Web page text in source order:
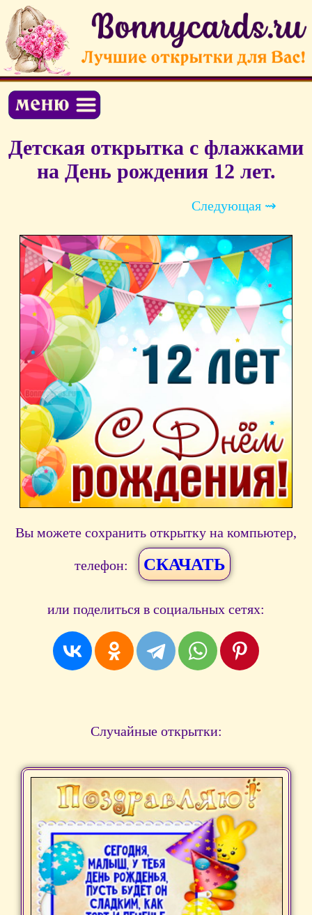
Детская открытка с флажками
на День рождения 12 лет.
Следующая ⇝
Вы можете сохранить открытку на компьютер,
телефон: СКАЧАТЬ
или поделиться в социальных сетях:
Случайные открытки: